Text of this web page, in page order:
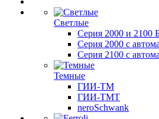
Светлые
Серия 2000 и 2100
Серия 2000 с
Серия 2100 с
Темные
ГИИ-ТМ
ГИИ-ТМТ
neroSchwank